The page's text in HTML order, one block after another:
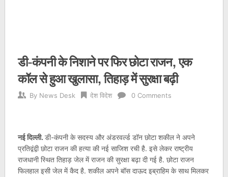
डी-कंपनी के निशाने पर फिर छोटा राजन, एक
कॉल से हुआ खुलासा, तिहाड़ में सुरक्षा बढ़ी
By News Desk देश विदेश 0 Comments
नई दिल्ली. डी-कंपनी के सदस्य और अंडरवर्ल्ड डॉन छोटा शकील ने अपने
प्रतिद्वंद्वी छोटा राजन की हत्या की नई साजिश रची है. इसे लेकर राष्ट्रीय
राजधानी स्थित तिहाड़ जेल में राजन की सुरक्षा बढ़ा दी गई है. छोटा राजन
फिलहाल इसी जेल में कैद है. शकील अपने बॉस दाऊद इब्राहिम के साथ मिलकर